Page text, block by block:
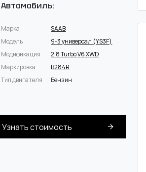
Автомобиль:
Марка
SAAB
Модель
9-3 универсал (YS3F)
Модификация
2.8 Turbo V6 XWD
Маркировка
B284R
Тип двигателя
Бензин
Узнать стоимость